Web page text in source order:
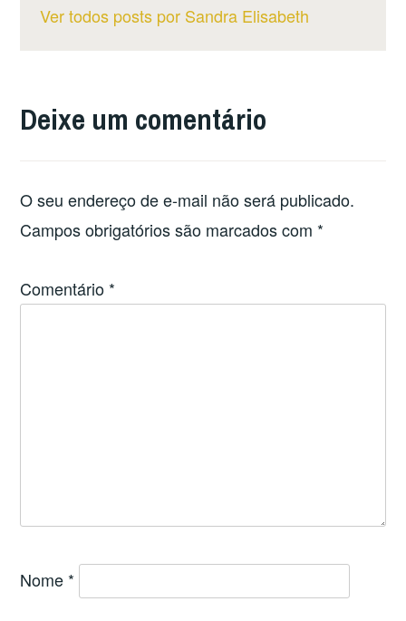
Ver todos posts por Sandra Elisabeth
Deixe um comentário
O seu endereço de e-mail não será publicado.
Campos obrigatórios são marcados com *
Comentário *
Nome *